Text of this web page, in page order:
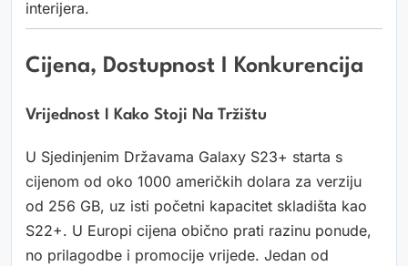
interijera.
Cijena, Dostupnost I Konkurencija
Vrijednost I Kako Stoji Na Tržištu
U Sjedinjenim Državama Galaxy S23+ starta s
cijenom od oko 1000 američkih dolara za verziju
od 256 GB, uz isti početni kapacitet skladišta kao
S22+. U Europi cijena obično prati razinu ponude,
no prilagodbe i promocije vrijede. Jedan od